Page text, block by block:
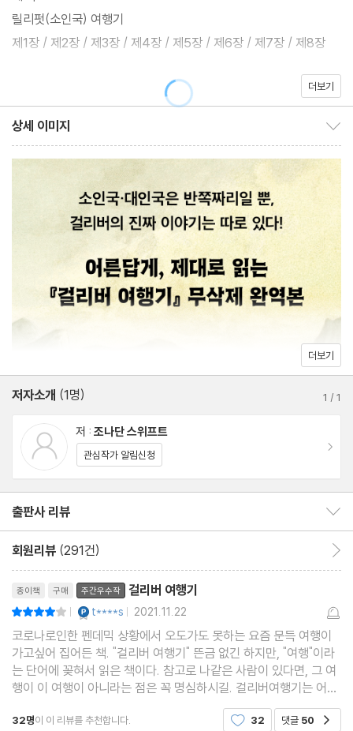
작품을 더 깊게 이해할 수 있게 구성했다.
조지 오웰은 『걸리버 여행기』를 두고 “이 책은 아무리 읽어도 지겹
다면 그 중의 하나로 이 책을 고를 것이다.”라고 했으며, 영국 문학
사가 조지 세인츠베리는 “스위프트는 세계 문학사를 통틀어 가장 위
대하고, 가장 완전한 재미의 원천이다.”라고 평했다. 당대의 부패한
백 년의 세월이 지나도 바래지 않는다. 그의 날카로운 풍자는 오늘의
독자들에게도 여전히 즐거움과 깨달음을 줄 것이다.
릴리펏(소인국) 여행기
제1장 / 제2장 / 제3장 / 제4장 / 제5장 / 제6장 / 제7장 / 제8장
제1장 / 제2장 / 제3장 / 제4장 / 제5장 / 제6장 / 제7장 / 제8장
라퓨타(날아다니는 섬), 발니바비, 럭낵, 글럽덥드립, 일본 여행기
제1장 / 제2장 / 제3장 / 제4장 / 제5장 / 제6장 / 제7장 / 제8장 /
제9장 / 제10장 / 제11장
후이늠국(말의 나라) 여행기
제1장 / 제2장 / 제3장 / 제4장 / 제5장 / 제6장 / 제7장 / 제8장 /
제9장 / 제10장 / 제11장 / 제12장
조너선 스위프트 연보
해제
작품 해설
더보기
상세 이미지
더보기
저자소개 (1명) 1 /1
저 : 조나단 스위프트
관심작가 알림신청
출판사 리뷰
회원리뷰 (291건)
종이책 구매 주간우수작 걸리버 여행기
| t****s | 2021.11.22
코로나로인한 펜데믹 상황에서 오도가도 못하는 요즘 문득 여행이
가고싶어 집어든 책. "걸리버 여행기" 뜬금 없긴 하지만, "여행"이라
는 단어에 꽂혀서 읽은 책이다. 참고로 나같은 사람이 있다면, 그 여
행이 이 여행이 아니라는 점은 꼭 명심하시길. 걸리버여행기는 어렸
을적 만화 속 우리모두가 기억하는 소인국에서 머리카락이 묶여 누
워있는 거인 걸리버의 모습으로 기억되는 책이
32명이 이 리뷰를 추천합니다. 32 댓글 50